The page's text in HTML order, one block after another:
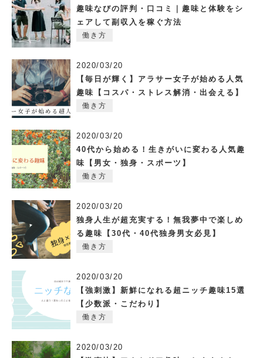
趣味なびの評判・口コミ｜趣味と体験をシ
ェアして副収入を稼ぐ方法
働き方
2020/03/20
【毎日が輝く】アラサー女子が始める人気
趣味【コスパ・ストレス解消・出会える】
働き方
2020/03/20
40代から始める！生きがいに変わる人気趣
味【男女・独身・スポーツ】
働き方
2020/03/20
独身人生が超充実する！無我夢中で楽しめ
る趣味【30代・40代独身男女必見】
働き方
2020/03/20
【強刺激】新鮮になれる超ニッチ趣味15選
【少数派・こだわり】
働き方
2020/03/20